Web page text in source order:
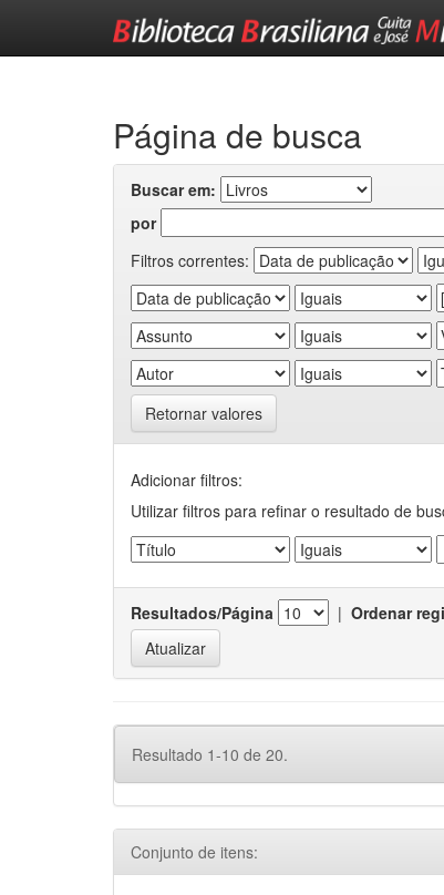
Página de busca
Buscar em:
por
Filtros correntes:
Retornar valores
Adicionar filtros:
Utilizar filtros para refinar o resultado de
Resultados/Página | Ordenar
Resultado 1-10 de 20.
Conjunto de itens: